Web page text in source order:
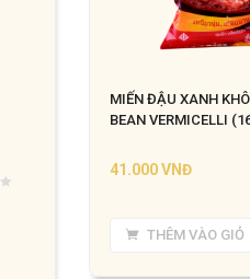
MIẾN ĐẬU XANH
BEAN VERMICELLI
41.000VNĐ
THÊM VÀO GIỎ